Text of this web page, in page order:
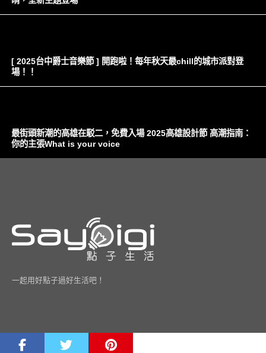
[ 2025台中爵士音樂節 ] 開跑啦！每年秋天最chill的城市派對登
場！！
最街頭新潮的高雄在駁二，免費入場 2025高雄設計節 高潮指南：
你的主張What is your voice
一起用好點子過好生活吧！